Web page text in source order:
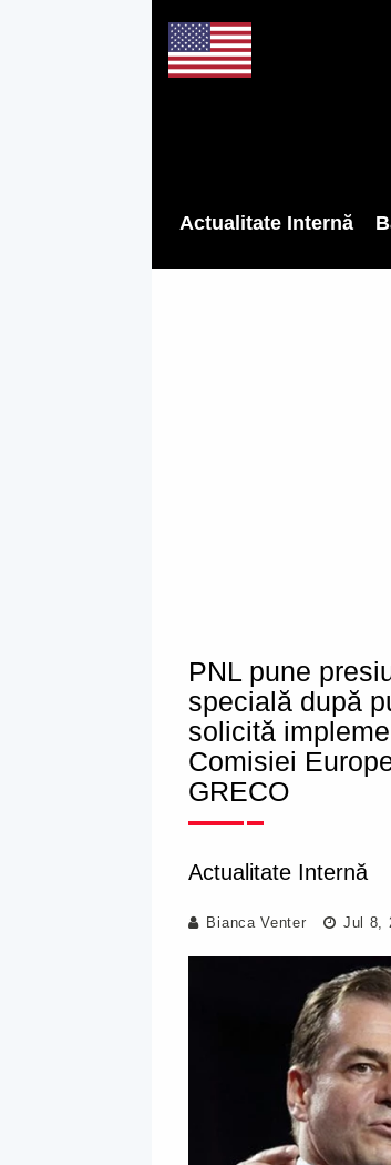
Actualitate Internă
PNL pune
specială după
solicită
Comisiei
GRECO
Actualitate Internă
Bianca Venter Jul 8,